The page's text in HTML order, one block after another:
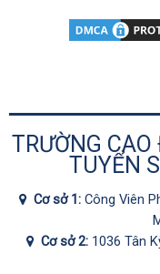
TRƯỜNG CAO
TUYỂN
Cơ sở 1: Công Viên
Cơ sở 2: 1036 Tân